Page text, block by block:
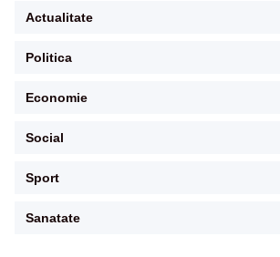
Actualitate
Politica
Economie
Social
Sport
Sanatate